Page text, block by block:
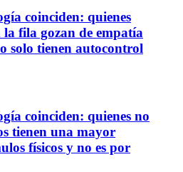
coinciden: quienes
fila gozan de empatía
solo tienen autocontrol
coinciden: quienes no
tienen una mayor
físicos y no es por